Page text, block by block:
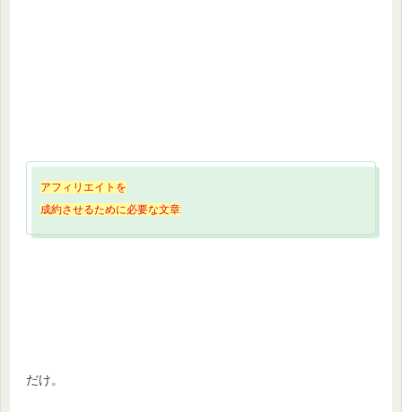
アフィリエイトを
成約させるために必要な文章
だけ。